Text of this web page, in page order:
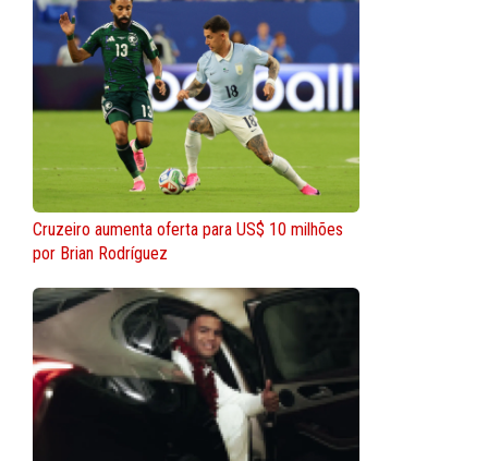
Cruzeiro aumenta oferta para US$ 10 milhões
por Brian Rodríguez